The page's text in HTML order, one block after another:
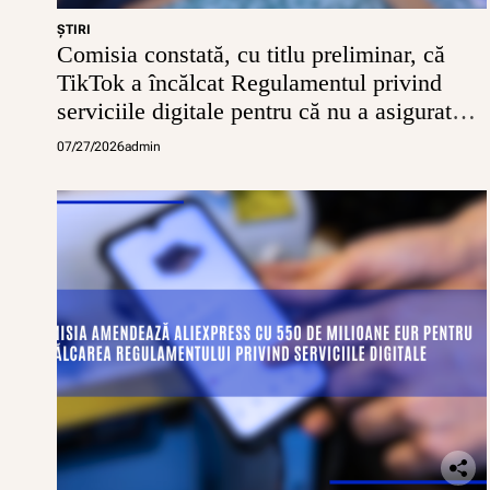
e
b
u
i
e
r
e
c
u
p
r
e
z
u
n
a
ŞTIRI
Comisia constată, cu titlu preliminar, că
TikTok a încălcat Regulamentul privind
serviciile digitale pentru că nu a asigurat
conturi sigure pentru minori
07/27/2026admin